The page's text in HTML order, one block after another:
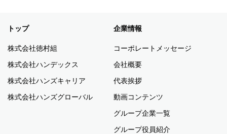
トップ
株式会社徳村組
株式会社ハンデックス
株式会社ハンズキャリア
株式会社ハンズグローバル
企業情報
コーポレートメッセージ
会社概要
代表挨拶
動画コンテンツ
グループ企業一覧
グループ役員紹介